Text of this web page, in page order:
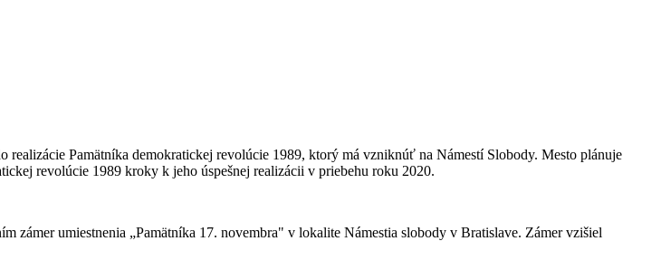
Pamätníka demokratickej revolúcie 1989, ktorý má vzniknúť na Námestí Slobody. Mesto plánuje
revolúcie 1989 kroky k jeho úspešnej realizácii v priebehu roku 2020.
zámer umiestnenia „Pamätníka 17. novembra" v lokalite Námestia slobody v Bratislave. Zámer vzišiel